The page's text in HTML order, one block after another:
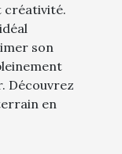
créativité.
son
Découvrez
en